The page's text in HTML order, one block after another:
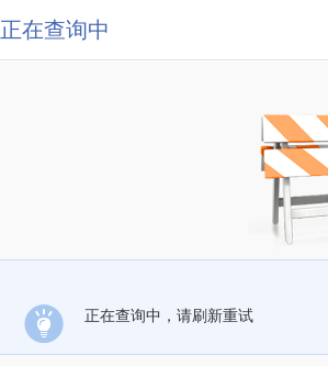
正在查询中
正在查询中，请刷新重试